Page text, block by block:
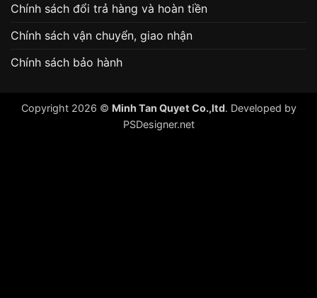
Chính sách đổi trả hàng và hoàn tiền
Chính sách vận chuyển, giao nhận
Chính sách bảo hành
Copyright 2026 © Minh Tan Quyet Co.,ltd. Developed by
PSDesigner.net